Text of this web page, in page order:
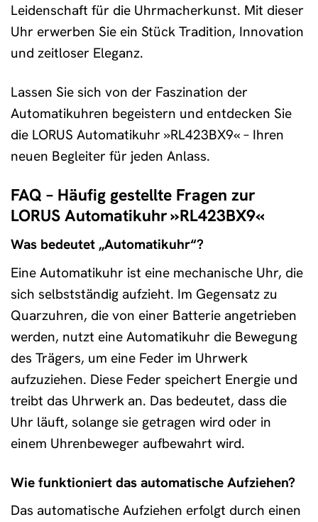
Leidenschaft für die Uhrmacherkunst. Mit dieser
Uhr erwerben Sie ein Stück Tradition, Innovation
und zeitloser Eleganz.
Lassen Sie sich von der Faszination der
Automatikuhren begeistern und entdecken Sie
die LORUS Automatikuhr »RL423BX9« – Ihren
neuen Begleiter für jeden Anlass.
FAQ – Häufig gestellte Fragen zur
LORUS Automatikuhr »RL423BX9«
Was bedeutet „Automatikuhr“?
Eine Automatikuhr ist eine mechanische Uhr, die
sich selbstständig aufzieht. Im Gegensatz zu
Quarzuhren, die von einer Batterie angetrieben
werden, nutzt eine Automatikuhr die Bewegung
des Trägers, um eine Feder im Uhrwerk
aufzuziehen. Diese Feder speichert Energie und
treibt das Uhrwerk an. Das bedeutet, dass die
Uhr läuft, solange sie getragen wird oder in
einem Uhrenbeweger aufbewahrt wird.
Wie funktioniert das automatische Aufziehen?
Das automatische Aufziehen erfolgt durch einen